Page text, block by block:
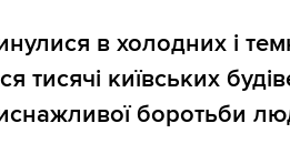
в холодних і
київських
боротьби